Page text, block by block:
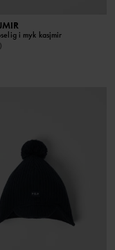
i myk kasjmir